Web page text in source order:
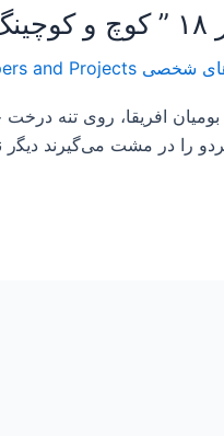
؟ بومیان ﺍﻓﺮﯾﻘﺎ، ﺭﻭﯼ
ﺭﺍ ﺩﺭ ﻣﺸﺖ ﻣﯽ‌ﮔﯿﺮﻧﺪ ﺩﯾﮕر